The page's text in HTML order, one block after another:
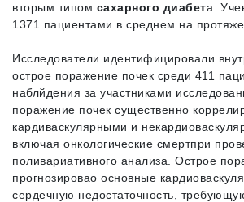
вторым типом сахарного диабета.
1371 пациентами в среднем на
Исследователи идентифицировали
острое поражение почек среди 411
наблйдения за участниками
поражение почек существенно
кардиваскулярными и
включая онкологические смертпри
поливариативного анализа. Острое
прогнозировао основные
сердечную недостаточность,